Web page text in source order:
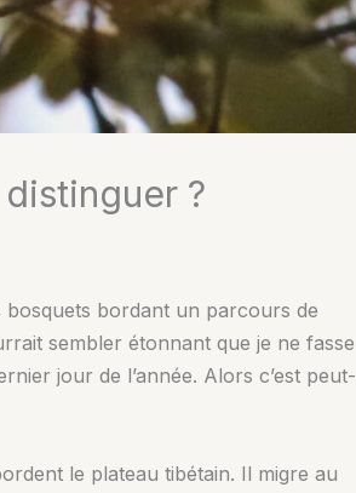
?
bosquets bordant un parcours de
sembler étonnant que je ne fasse
jour de l’année. Alors c’est peut-
le plateau tibétain. Il migre au